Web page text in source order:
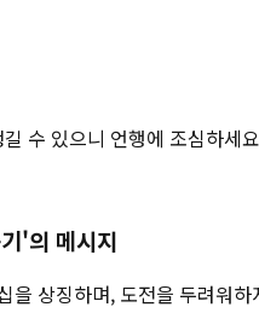
수 있으니 언행에 조심하세
'의 메시지
을 상징하며, 도전을 두려워